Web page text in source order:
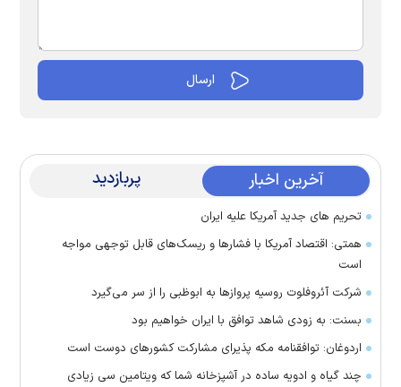
آخرین اخبار پربازدید
تحریم های جدید آمریکا علیه ایران
همتی: اقتصاد آمریکا با فشارها و ریسک‌های قابل توجهی مواجه
است
شرکت آئروفلوت روسیه پرواز‌ها به ابوظبی را از سر می‌گیرد
بسنت: به زودی شاهد توافق با ایران خواهیم بود
اردوغان: توافقنامه مکه پذیرای مشارکت کشور‌های دوست است
چند گیاه و ادویه ساده در آشپزخانه شما که ویتامین سی زیادی